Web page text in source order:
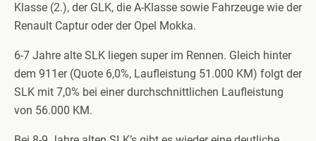
Klasse (2.), der GLK, die A-Klasse sowie Fahrzeuge wie der
Renault Captur oder der Opel Mokka.
6-7 Jahre alte SLK liegen super im Rennen. Gleich hinter
dem 911er (Quote 6,0%, Laufleistung 51.000 KM) folgt der
SLK mit 7,0% bei einer durchschnittlichen Laufleistung
von 56.000 KM.